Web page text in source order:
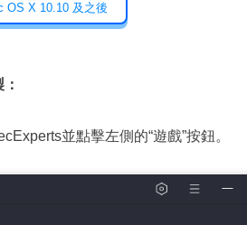
OS X 10.10 及之後
並點擊左側的“遊戲”按鈕。